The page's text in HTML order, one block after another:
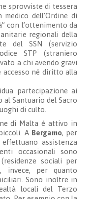
sprovviste di tessera
dell’Ordine di
con l’ottenimento da
regionali della
del SSN (servizio
STP (straniero
a chi avendo gravi
né diritto alla
partecipazione ai
Santuario del Sacro
di culto.
di Malta è attivo in
A Bergamo, per
assistenza
occasionali sono
sociali per
invece, per quanto
. Sono inoltre in
locali del Terzo